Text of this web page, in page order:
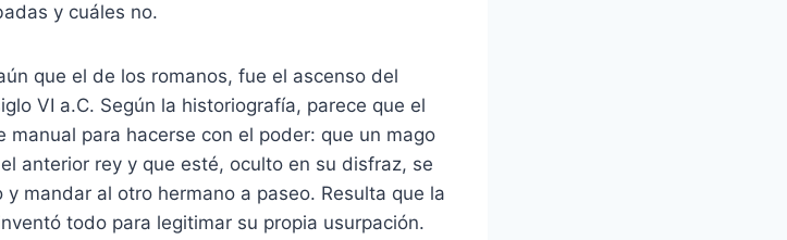
y cuáles no.
que el de los romanos, fue el ascenso del
VI a.C. Según la historiografía, parece que el
para hacerse con el poder: que un mago
anterior rey y que esté, oculto en su disfraz, se
mandar al otro hermano a paseo. Resulta que la
todo para legitimar su propia usurpación.